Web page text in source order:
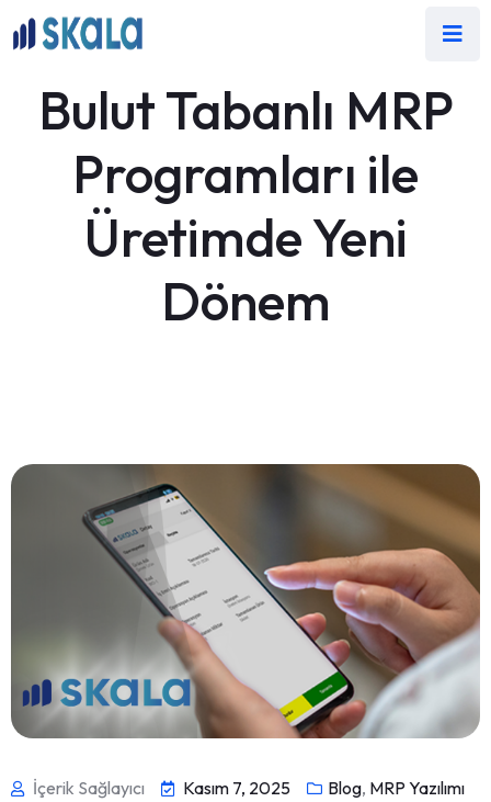
Bulut Tabanlı MRP
Programları ile
Üretimde Yeni
Dönem
İçerik Sağlayıcı Kasım 7, 2025 Blog, MRP Yazılımı